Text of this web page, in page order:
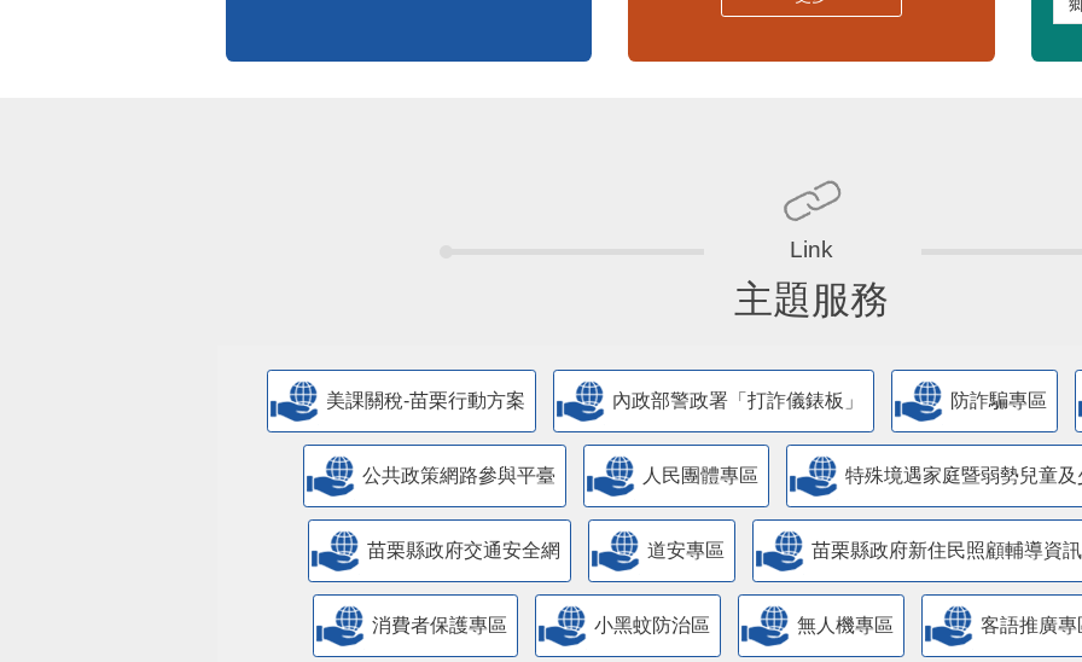
主題服務
美課關稅-苗栗行動方案 內政部警政署「打詐儀錶板」 防詐騙專區
公共政策網路參與平臺 人民團體專區 特殊境遇家庭暨弱勢兒童
苗栗縣政府交通安全網 道安專區 苗栗縣政府新住民照顧輔導資
消費者保護專區 小黑蚊防治區 無人機專區 客語推廣專